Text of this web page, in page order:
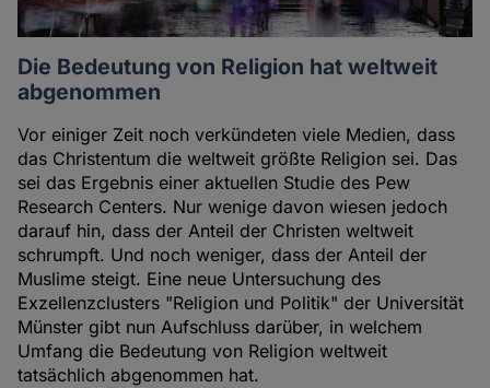
Die Bedeutung von Religion hat weltweit
abgenommen
Vor einiger Zeit noch verkündeten viele Medien, dass
das Christentum die weltweit größte Religion sei. Das
sei das Ergebnis einer aktuellen Studie des Pew
Research Centers. Nur wenige davon wiesen jedoch
darauf hin, dass der Anteil der Christen weltweit
schrumpft. Und noch weniger, dass der Anteil der
Muslime steigt. Eine neue Untersuchung des
Exzellenzclusters "Religion und Politik" der Universität
Münster gibt nun Aufschluss darüber, in welchem
Umfang die Bedeutung von Religion weltweit
tatsächlich abgenommen hat.